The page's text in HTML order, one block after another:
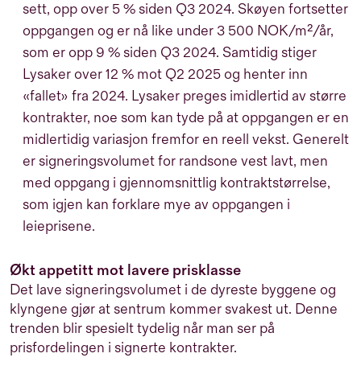
sett, opp over 5 % siden Q3 2024. Skøyen fortsetter
oppgangen og er nå like under 3 500 NOK/m²/år,
som er opp 9 % siden Q3 2024. Samtidig stiger
Lysaker over 12 % mot Q2 2025 og henter inn
«fallet» fra 2024. Lysaker preges imidlertid av større
kontrakter, noe som kan tyde på at oppgangen er en
midlertidig variasjon fremfor en reell vekst. Generelt
er signeringsvolumet for randsone vest lavt, men
med oppgang i gjennomsnittlig kontraktstørrelse,
som igjen kan forklare mye av oppgangen i
leieprisene.
Økt appetitt mot lavere prisklasse
Det lave signeringsvolumet i de dyreste byggene og
klyngene gjør at sentrum kommer svakest ut. Denne
trenden blir spesielt tydelig når man ser på
prisfordelingen i signerte kontrakter.